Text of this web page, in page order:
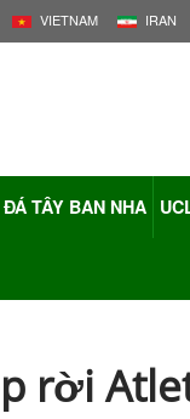
VIETNAM IRAN
TÂY BAN NHA
rời